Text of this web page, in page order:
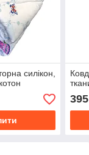
силікон,
395